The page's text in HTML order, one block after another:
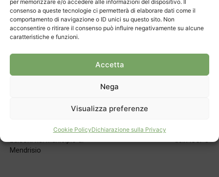
per memorizzare e/o accedere alle informazioni del dispositivo. Il
consenso a queste tecnologie ci permetterà di elaborare dati come il
comportamento di navigazione o ID unici su questo sito. Non
acconsentire o ritirare il consenso può influire negativamente su alcune
caratteristiche e funzioni.
Accetta
Nega
Visualizza preferenze
Cookie PolicyDichiarazione sulla Privacy
TAGS Comparto Valera Pianificazione Valera
L’ingresso di Francesca
Luisoni nel Municipio di
Mendrisio
Oro per Morandini e Zariatti
dell’ASSPO